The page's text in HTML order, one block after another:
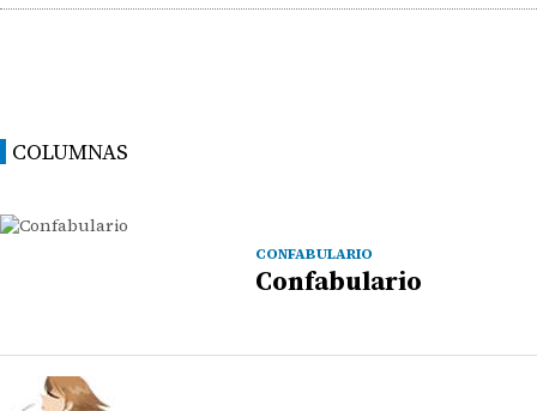
COLUMNAS
CONFABULARIO
Confabulario